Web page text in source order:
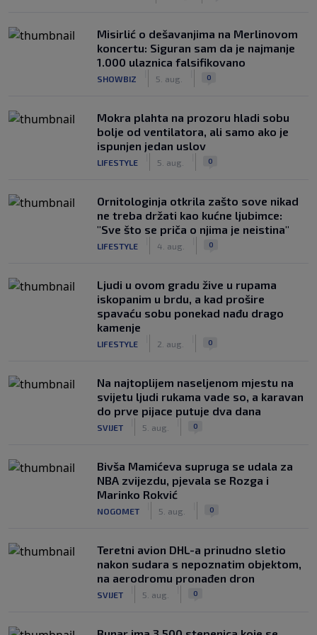
Misirlić o dešavanjima na Merlinovom
koncertu: Siguran sam da je najmanje
1.000 ulaznica falsifikovano
SHOWBIZ 5. aug. 0
Mokra plahta na prozoru hladi sobu
bolje od ventilatora, ali samo ako je
ispunjen jedan uslov
LIFESTYLE 5. aug. 0
Ornitologinja otkrila zašto sove nikad
ne treba držati kao kućne ljubimce:
"Sve što se priča o njima je neistina"
LIFESTYLE 4. aug. 0
Ljudi u ovom gradu žive u rupama
iskopanim u brdu, a kad prošire
spavaću sobu ponekad nađu drago
kamenje
LIFESTYLE 2. aug. 0
Na najtoplijem naseljenom mjestu na
svijetu ljudi rukama vade so, a karavan
do prve pijace putuje dva dana
SVIJET 5. aug. 0
Bivša Mamićeva supruga se udala za
NBA zvijezdu, pjevala se Rozga i
Marinko Rokvić
NOGOMET 5. aug. 0
Teretni avion DHL-a prinudno sletio
nakon sudara s nepoznatim objektom,
na aerodromu pronađen dron
SVIJET 5. aug. 0